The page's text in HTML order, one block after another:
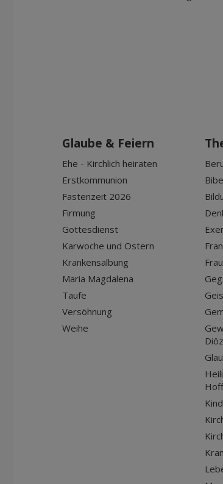
Glaube & Feiern
Ehe - Kirchlich heiraten
Erstkommunion
Fastenzeit 2026
Firmung
Gottesdienst
Karwoche und Ostern
Krankensalbung
Maria Magdalena
Taufe
Versöhnung
Weihe